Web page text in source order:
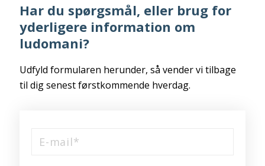
Har du spørgsmål, eller brug for
yderligere information om
ludomani?
Udfyld formularen herunder, så vender vi tilbage
til dig senest førstkommende hverdag.